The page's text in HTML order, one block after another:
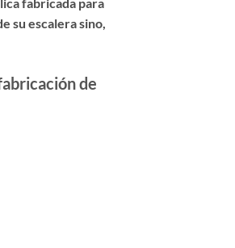
su escalera sino,
de